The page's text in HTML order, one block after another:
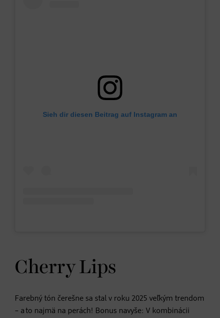
Sieh dir diesen Beitrag auf Instagram an
Cherry Lips
Farebný tón čerešne sa stal v roku 2025 veľkým trendom
– a to najmä na perách! Bonus navyše: V kombinácii